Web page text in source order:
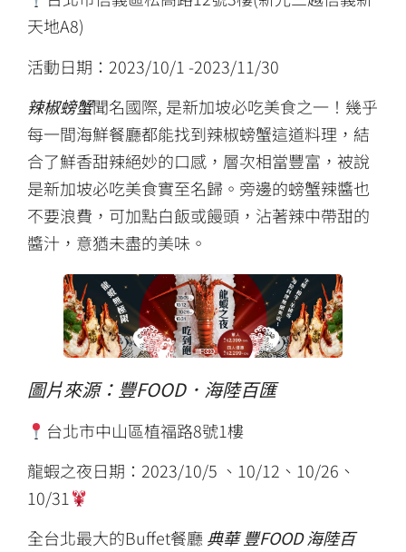
天地A8)
活動日期：2023/10/1 -2023/11/30
辣椒螃蟹聞名國際, 是新加坡必吃美食之一！幾乎
每一間海鮮餐廳都能找到辣椒螃蟹這道料理，結
合了鮮香甜辣絕妙的口感，層次相當豐富，被說
是新加坡必吃美食實至名歸。旁邊的螃蟹辣醬也
不要浪費，可加點白飯或饅頭，沾著辣中帶甜的
醬汁，意猶未盡的美味。
圖片來源： 豐FOOD．海陸百匯
台北市中山區植福路8號1樓
龍蝦之夜日期：2023/10/5 、10/12、10/26、
10/31
全台北最大的Buffet餐廳 典華 豐FOOD 海陸百